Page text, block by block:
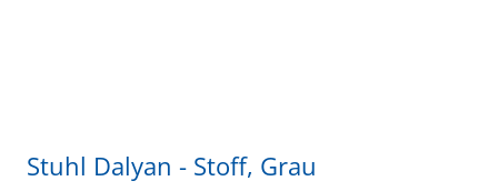
Stuhl Dalyan - Stoff, Grau